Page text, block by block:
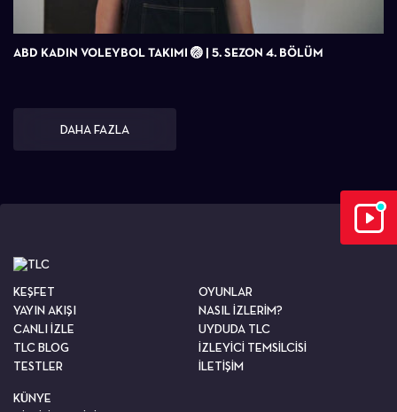
ABD KADIN VOLEYBOL TAKIMI 🏐 | 5. SEZON 4. BÖLÜM
DAHA FAZLA
KEŞFET
YAYIN AKIŞI
CANLI İZLE
TLC BLOG
TESTLER
OYUNLAR
NASIL İZLERİM?
UYDUDA TLC
İZLEYİCİ TEMSİLCİSİ
İLETİŞİM
KÜNYE